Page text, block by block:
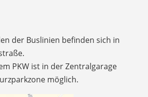
der Buslinien befinden sich in
PKW ist in der Zentralgarage
möglich.